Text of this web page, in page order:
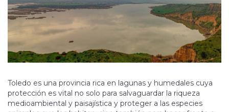
Toledo es una provincia rica en lagunas y humedales cuya
protección es vital no solo para salvaguardar la riqueza
medioambiental y paisajística y proteger a las especies